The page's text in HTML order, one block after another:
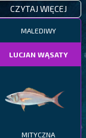
CZYTAJ WIĘCEJ
MALEDIWY
LUCJAN WĄSATY
MITYCZNA